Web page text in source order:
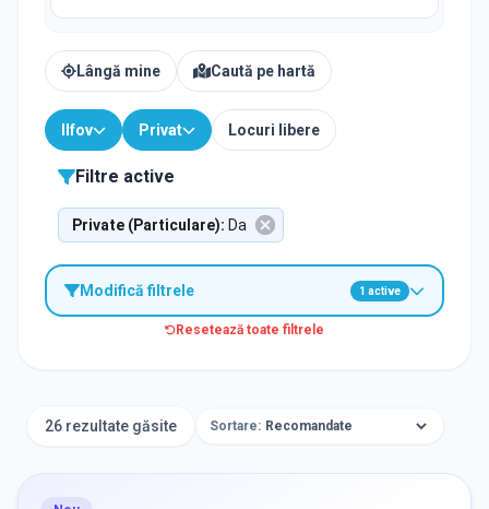
Lângă mine Caută pe hartă
Ilfov Privat Locuri libere
Filtre active
Private (Particulare): Da
Modifică filtrele 1 active
Resetează toate filtrele
26 rezultate găsite Sortare: